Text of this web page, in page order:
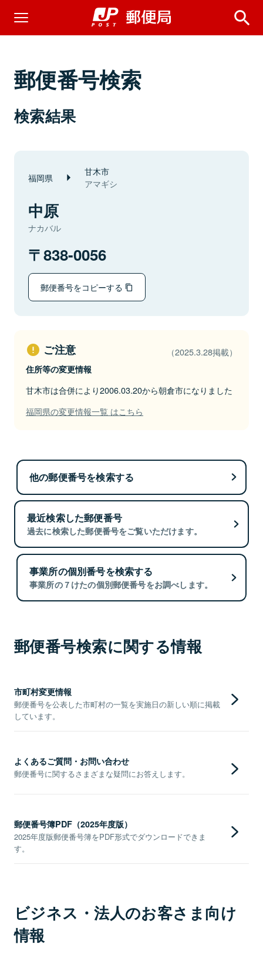
郵便番号検索
検索結果
福岡県 甘木市
アマギシ
中原
ナカバル
838-0056
郵便番号をコピーする
ご注意 （2025.3.28掲載）
住所等の変更情報
甘木市は合併により2006.03.20から朝倉市になりました
福岡県の変更情報一覧 はこちら
他の郵便番号を検索する
最近検索した郵便番号
過去に検索した郵便番号をご覧いただけます。
事業所の個別番号を検索する
事業所の７けたの個別郵便番号をお調べします。
郵便番号検索に関する情報
市町村変更情報
郵便番号を公表した市町村の一覧を実施日の新しい順に掲載
しています。
よくあるご質問・お問い合わせ
郵便番号に関するさまざまな疑問にお答えします。
郵便番号簿PDF（2025年度版）
2025年度版郵便番号簿をPDF形式でダウンロードできま
す。
ビジネス・法人のお客さま向け
情報